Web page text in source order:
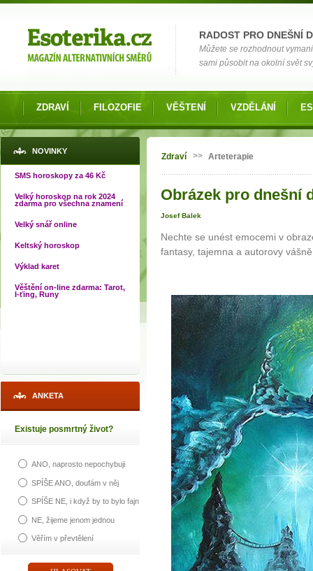
RADOST PRO DNEŠNÍ
Můžete se rozhodnout
sami působit na okolní svět
ZDRAVÍ FILOZOFIE VĚŠTENÍ VZDĚLÁNÍ
NOVINKY
SMS horoskopy za 46 Kč
Velký horoskop na rok 2024
zdarma pro všechna znamení
Velký snář online
Keltský horoskop
Výklad karet
Věštění on-line zdarma: Tarot,
I-ťing, Runy
ANKETA
Existuje posmrtný život?
ANO, naprosto nepochybuji
SPÍŠE ANO, doufám v něj
SPÍŠE NE, i když by to bylo fajn
NE, žijeme jenom jednou
Věřím v převtělení
Jste zde
Zdraví >> Arteterapie
Obrázek pro dnešní
Josef Balek
Nechte se unést emocemi v
fantasy, tajemna a autorovy